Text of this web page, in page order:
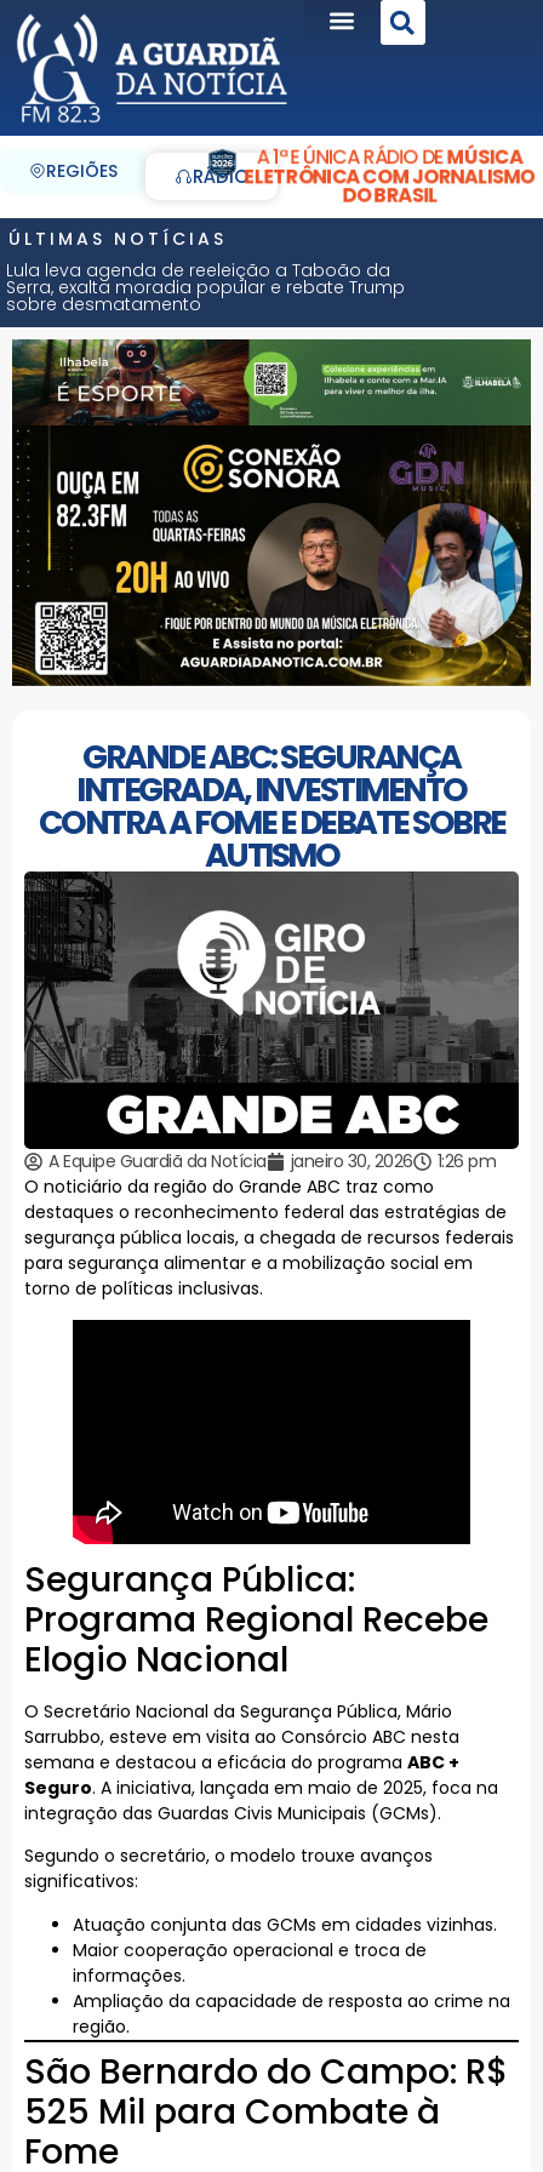
REGIÕES RÁDIO
A 1ª E ÚNICA RÁDIO DEMÚSICA
ELETRÔNICA COM JORNALISMO
DO BRASIL
ÚLTIMAS NOTÍCIAS
Lula leva agenda de reeleição a Taboão da
Serra, exalta moradia popular e rebate Trump
sobre desmatamento
GRANDE ABC: SEGURANÇA
INTEGRADA, INVESTIMENTO
CONTRA A FOME E DEBATE SOBRE
AUTISMO
A Equipe Guardiã da Notícia janeiro 30, 2026
1:26 pm
O noticiário da região do Grande ABC traz como
destaques o reconhecimento federal das estratégias de
segurança pública locais, a chegada de recursos federais
para segurança alimentar e a mobilização social em
torno de políticas inclusivas.
Segurança Pública:
Programa Regional Recebe
Elogio Nacional
O Secretário Nacional da Segurança Pública, Mário
Sarrubbo, esteve em visita ao Consórcio ABC nesta
semana e destacou a eficácia do programa ABC +
Seguro. A iniciativa, lançada em maio de 2025, foca na
integração das Guardas Civis Municipais (GCMs).
Segundo o secretário, o modelo trouxe avanços
significativos:
Atuação conjunta das GCMs em cidades vizinhas.
Maior cooperação operacional e troca de
informações.
Ampliação da capacidade de resposta ao crime na
região.
São Bernardo do Campo: R$
525 Mil para Combate à
Fome